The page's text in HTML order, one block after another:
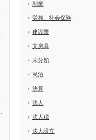
副業
労務、社会保険
建設業
文房具
未分類
民泊
決算
法人
法人税
法人設立